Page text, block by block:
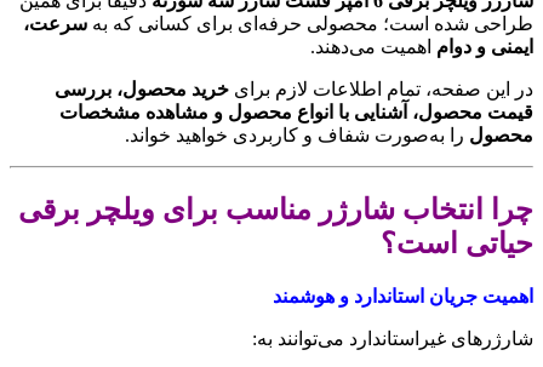
طراحی شده است؛ محصولی حرفه‌ای برای کسانی که به سرعت،
ایمنی و دوام اهمیت می‌دهند.
در این صفحه، تمام اطلاعات لازم برای خرید محصول، بررسی
قیمت محصول، آشنایی با انواع محصول و مشاهده مشخصات
محصول را به‌صورت شفاف و کاربردی خواهید خواند.
چرا انتخاب شارژر مناسب برای ویلچر برقی
حیاتی است؟
اهمیت جریان استاندارد و هوشمند
شارژرهای غیراستاندارد می‌توانند به: